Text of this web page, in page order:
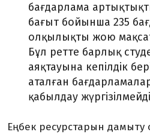
бағдарлама
бағыт бойынша 235
олқылықты жою
Бұл ретте барлық
аяқтауына кепілдік
аталған
қабылдау
Еңбек ресурстарын